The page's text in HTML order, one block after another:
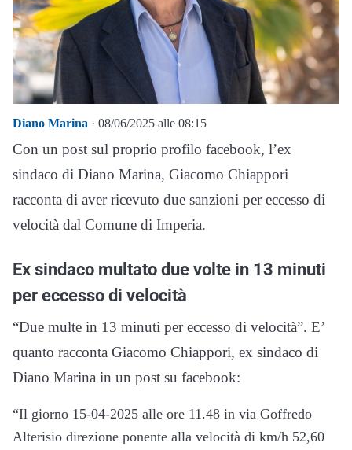
Diano Marina · 08/06/2025 alle 08:15
Con un post sul proprio profilo facebook, l’ex
sindaco di Diano Marina, Giacomo Chiappori
racconta di aver ricevuto due sanzioni per eccesso di
velocità dal Comune di Imperia.
Ex sindaco multato due volte in 13 minuti
per eccesso di velocità
“Due multe in 13 minuti per eccesso di velocità”. E’
quanto racconta Giacomo Chiappori, ex sindaco di
Diano Marina in un post su facebook:
“Il giorno 15-04-2025 alle ore 11.48 in via Goffredo
Alterisio direzione ponente alla velocità di km/h 52,60